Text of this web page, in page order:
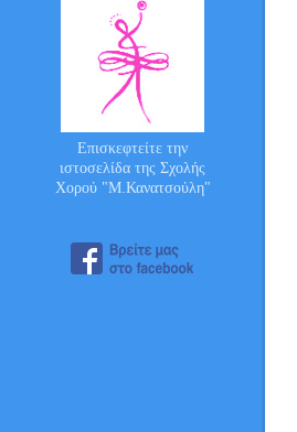
Επισκεφτείτε την
ιστοσελίδα της Σχολής
Χορού "Μ.Κανατσούλη"